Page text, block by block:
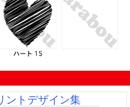
ントデザイン集